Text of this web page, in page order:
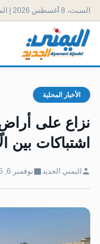
السبت، 8 أغسطس 2026 | الموافق ٢٣ صفر ١٤٤٨ هـ
الأخبار المحلية
نزاع على
اشتباكات بين
اليمني الجديد نوفمبر 6, 2025